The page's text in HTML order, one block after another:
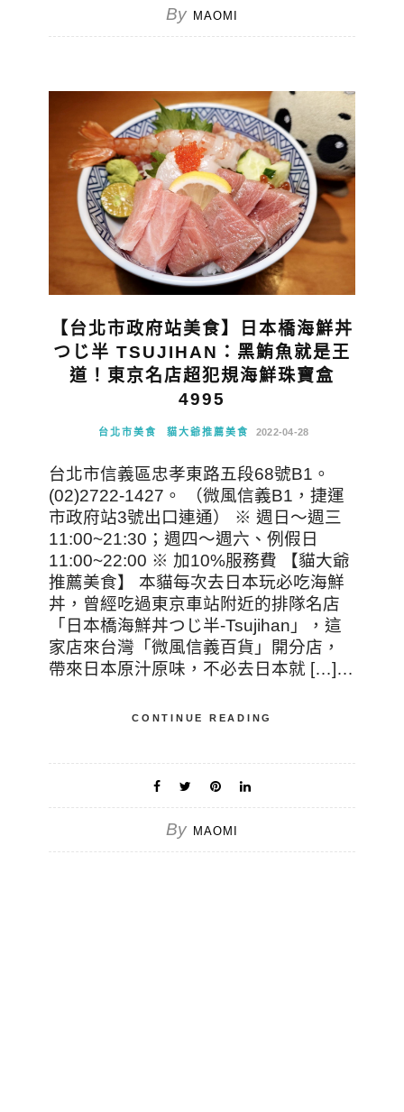
By MAOMI
【台北市政府站美食】日本橋海鮮丼
つじ半 TSUJIHAN：黑鮪魚就是王
道！東京名店超犯規海鮮珠寶盒
4995
台北市美食 貓大爺推薦美食 2022-04-28
台北市信義區忠孝東路五段68號B1。
(02)2722-1427。 （微風信義B1，捷運
市政府站3號出口連通） ※ 週日～週三
11:00~21:30；週四～週六、例假日
11:00~22:00 ※ 加10%服務費 【貓大爺
推薦美食】 本貓每次去日本玩必吃海鮮
丼，曾經吃過東京車站附近的排隊名店
「日本橋海鮮丼つじ半-Tsujihan」，這
家店來台灣「微風信義百貨」開分店，
帶來日本原汁原味，不必去日本就 […]…
CONTINUE READING
By MAOMI